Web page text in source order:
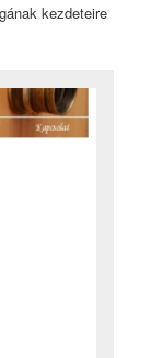
kezdeteire